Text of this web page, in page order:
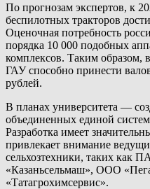
По прогнозам экспертов, к
беспилотных тракторов
Оценочная потребность
порядка 10 000 подобных
комплексов. Таким образом,
ГАУ способно принести
рублей.
В планах университета —
объединенных единой
Разработка имеет
привлекает внимание
сельхозтехники, таких
«Казаньсельмаш», ООО
«Татагрохимсервис».